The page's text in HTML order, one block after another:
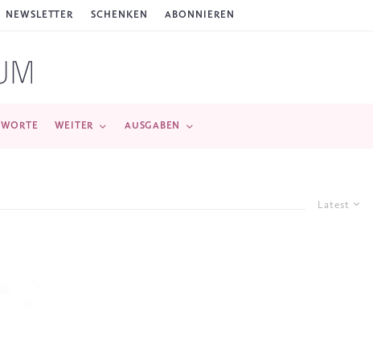
NEWSLETTER SCHENKEN ABONNIEREN
WORTE WEITER AUSGABEN
Latest